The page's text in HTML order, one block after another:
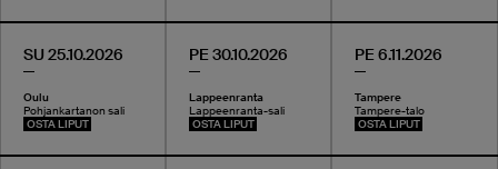
SU 25.10.2026
Oulu
Pohjankartanon sali
OSTA LIPUT
PE 30.10.2026
Lappeenranta
Lappeenranta-sali
OSTA LIPUT
PE 6.11.2026
Tampere
Tampere-talo
OSTA LIPUT